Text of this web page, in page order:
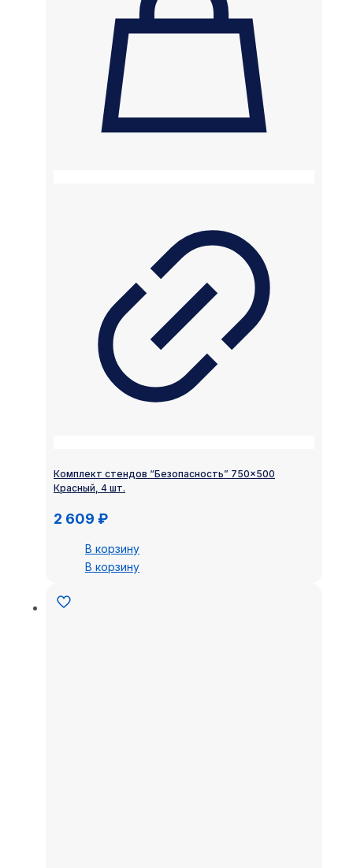
Комплект стендов “Безопасность” 750×500
Красный, 4 шт.
2 609 ₽
В корзину
В корзину